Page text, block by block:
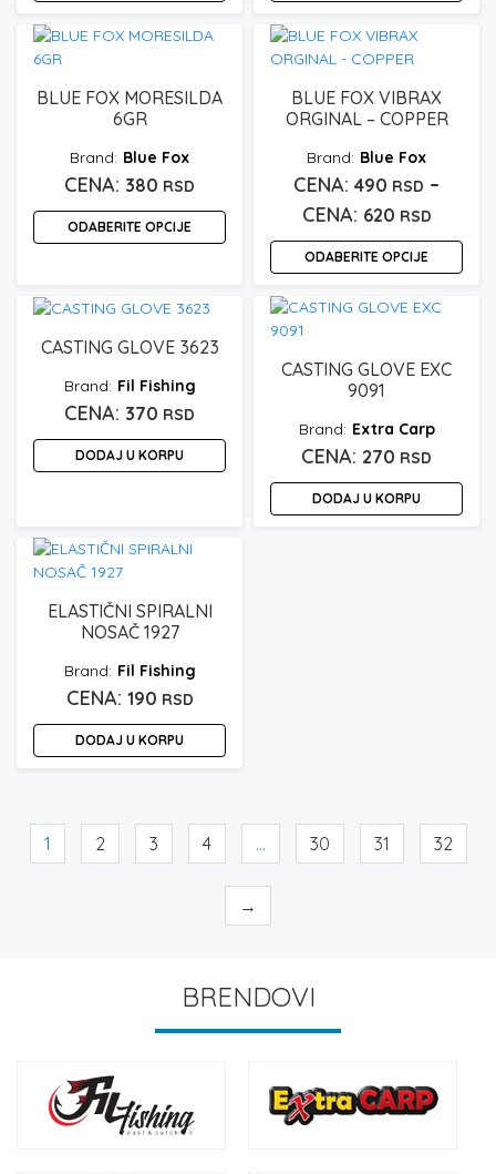
Ovaj
proizvod
ima
više
mogu
izabrane
Ovaj
proizvod
ima
više
varijanti.
mogu
izabrane
stranici
proizvoda.
BLUE FOX MORESILDA
6GR
Blue Fox
380 RSD
ODABERITE OPCIJE
ima
varijanti.
Opcije
mogu
izabrane
na
BLUE FOX VIBRAX
ORGINAL – COPPER
Blue Fox
490 RSD –
620 RSD
cena:
od
490
620
ODABERITE OPCIJE
Ovaj
proizvod
ima
više
mogu
izabrane
CASTING GLOVE 3623
Fil Fishing
370 RSD
DODAJ U KORPU
CASTING GLOVE EXC
9091
Extra Carp
270 RSD
DODAJ U KORPU
ELASTIČNI SPIRALNI
NOSAČ 1927
Fil Fishing
190 RSD
DODAJ U KORPU
1 2 3 4 … 30 31 32
→
BRENDOVI